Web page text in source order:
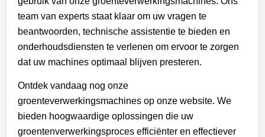
team van experts staat klaar om uw vragen te
beantwoorden, technische assistentie te bieden en
onderhoudsdiensten te verlenen om ervoor te zorgen
dat uw machines optimaal blijven presteren.
Ontdek vandaag nog onze
groenteverwerkingsmachines op onze website. We
bieden hoogwaardige oplossingen die uw
groentenverwerkingsproces efficiënter en effectiever